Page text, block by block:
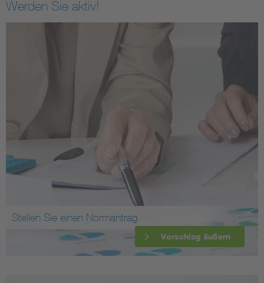
Werden Sie aktiv!
Stellen Sie einen Normantrag
Vorschlag äußern